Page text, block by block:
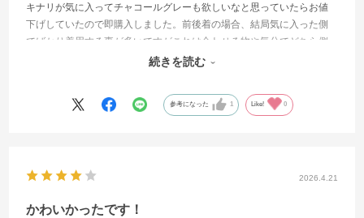
キナリが気に入ってチャコールグレーも欲しいなと思っていたらお値
下げしていたので即購入しました。前後着の場合、結局気に入った側
でばかり着用する事が多いですがこれは合わせる物や気分でどちら側
でも遣えています。少し丈が短いかなと思いましたがワンピースで合
続きを読む
参考になった 1 Like! 0
2026.4.21
かわいかったです！